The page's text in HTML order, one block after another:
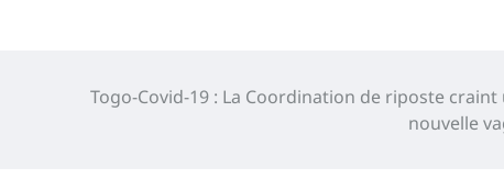
Togo-Covid-19 : La Coordination de riposte craint
nouvelle